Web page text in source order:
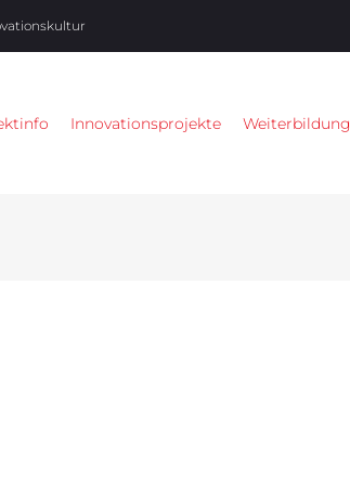
Innovationsprojekte Weiterbildung